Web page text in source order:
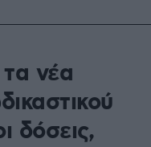
τα νέα
δόσεις,